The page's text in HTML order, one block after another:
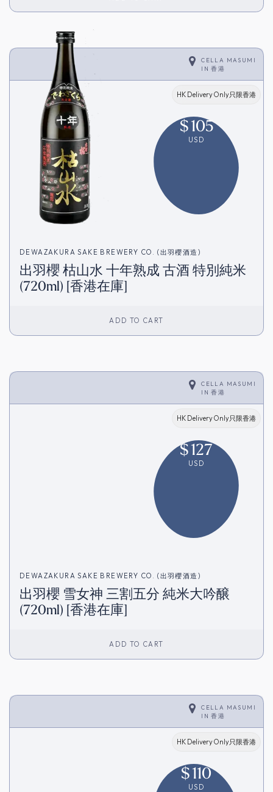
CELLA MASUMI
IN香港
HK Delivery Only只限香港
$105
USD
DEWAZAKURA SAKE BREWERY CO. (出羽櫻酒造)
出羽櫻 枯山水 十年熟成 古酒 特別純米
(720ml) [香港在庫]
ADD TO CART
CELLA MASUMI
IN香港
HK Delivery Only只限香港
$127
USD
DEWAZAKURA SAKE BREWERY CO. (出羽櫻酒造)
出羽櫻 雪女神 三割五分 純米大吟醸
(720ml) [香港在庫]
ADD TO CART
CELLA MASUMI
IN香港
HK Delivery Only只限香港
$110
USD